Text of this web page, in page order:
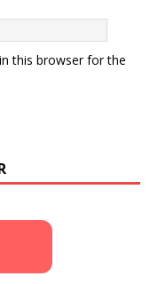
this browser for the